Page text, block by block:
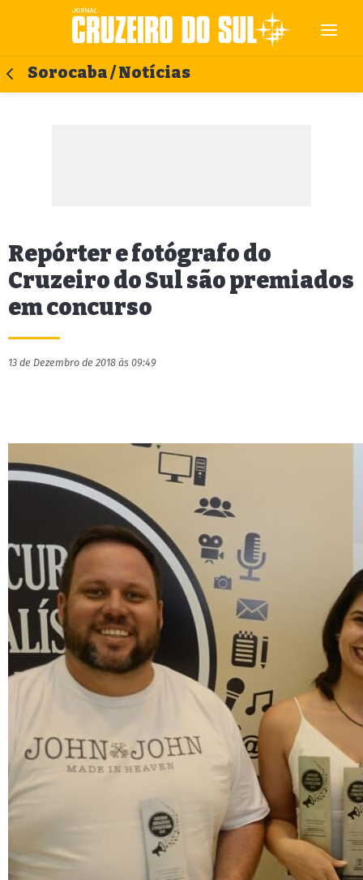
Sorocaba / Notícias
Repórter e fotógrafo do
Cruzeiro do Sul são premiados
em concurso
13 de Dezembro de 2018 às 09:49